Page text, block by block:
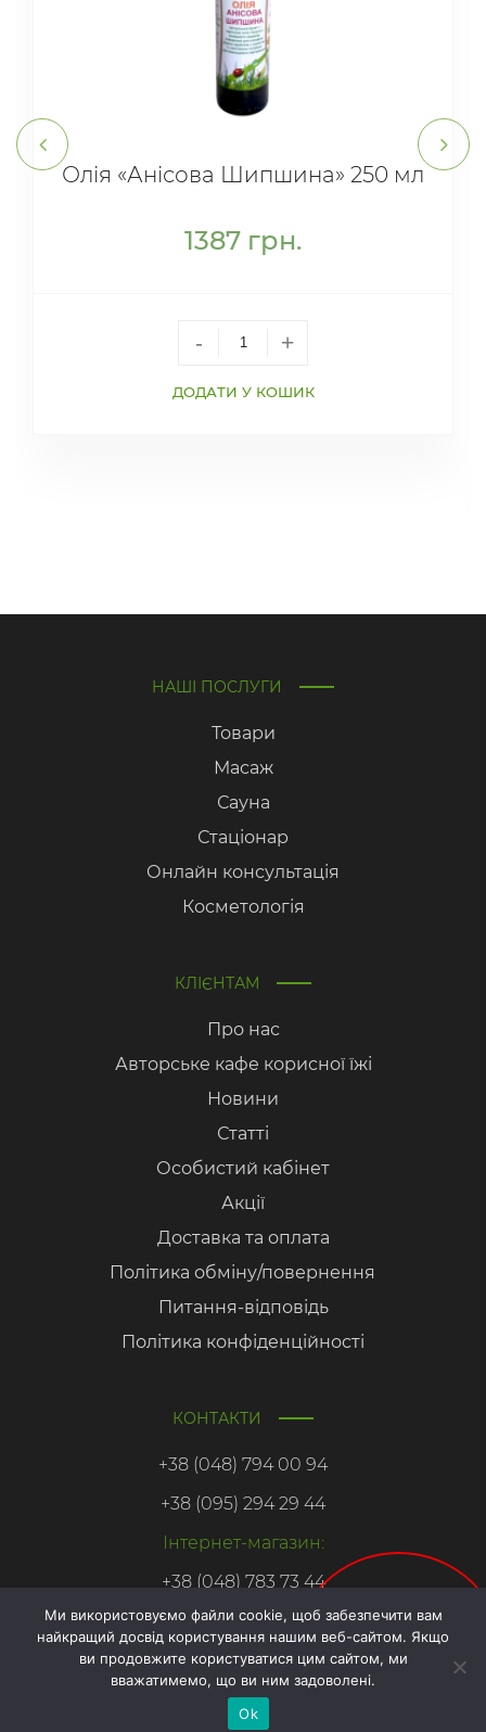
Олія «Анісова Шипшина» 250 мл
1387 грн.
- +
ДОДАТИ У КОШИК
НАШІ ПОСЛУГИ
Товари
Масаж
Сауна
Стаціонар
Онлайн консультація
Косметологія
КЛІЄНТАМ
Про нас
Авторське кафе корисної їжі
Новини
Статті
Особистий кабінет
Акції
Доставка та оплата
Політика обміну/повернення
Питання-відповідь
Політика конфіденційності
КОНТАКТИ
+38 (048) 794 00 94
+38 (095) 294 29 44
Інтернет-магазин:
+38 (048) 783 73 44
Copyright © 2026. Азбука здоровья.
Онлайн
запис
Ми використовуємо файли cookie, щоб забезпечити вам
найкращий досвід користування нашим веб-сайтом. Якщо
ви продовжите користуватися цим сайтом, ми
вважатимемо, що ви ним задоволені.
Ok